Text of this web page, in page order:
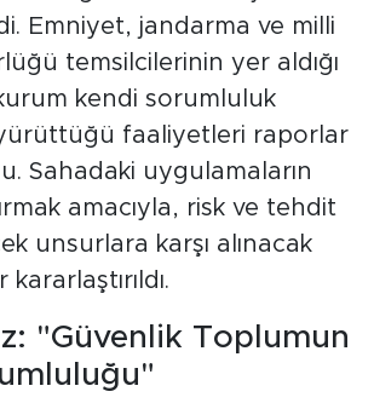
Emniyet, jandarma ve milli
temsilcilerinin yer aldığı
kendi sorumluluk
faaliyetleri raporlar
Sahadaki uygulamaların
amacıyla, risk ve tehdit
unsurlara karşı alınacak
"Güvenlik Toplumun